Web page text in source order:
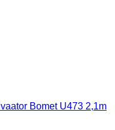
Bomet U473 2,1m